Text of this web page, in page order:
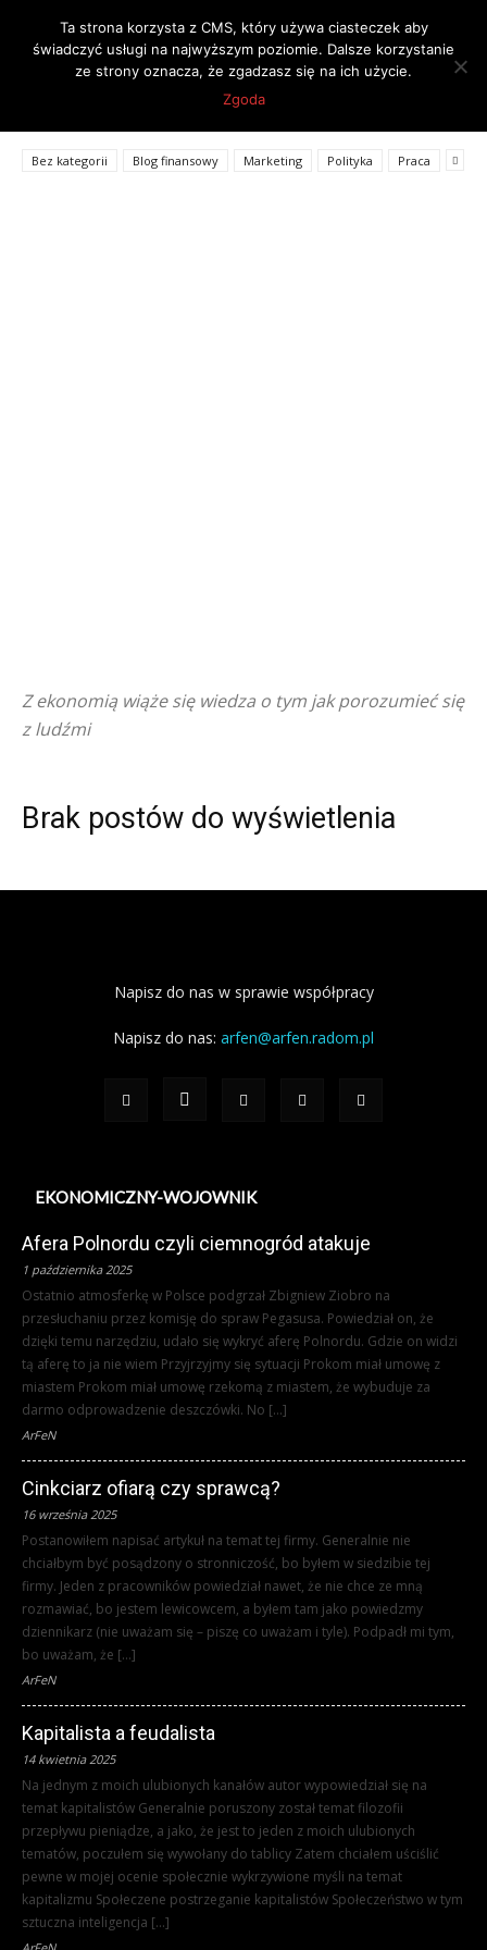
Psychologia
Bez kategorii Blog finansowy Marketing Polityka Praca
Z ekonomią wiąże się wiedza o tym jak porozumieć się
z ludźmi
Brak postów do wyświetlenia
Napisz do nas w sprawie współpracy
Napisz do nas: arfen@arfen.radom.pl
EKONOMICZNY-WOJOWNIK
Afera Polnordu czyli ciemnogród atakuje
1 października 2025
Ostatnio atmosferkę w Polsce podgrzał Zbigniew Ziobro na
przesłuchaniu przez komisję do spraw Pegasusa. Powiedział on, że
dzięki temu narzędziu, udało się wykryć aferę Polnordu. Gdzie on widzi
tą aferę to ja nie wiem Przyjrzyjmy się sytuacji Prokom miał umowę z
miastem Prokom miał umowę rzekomą z miastem, że wybuduje za
darmo odprowadzenie deszczówki. No […]
ArFeN
Cinkciarz ofiarą czy sprawcą?
16 września 2025
Postanowiłem napisać artykuł na temat tej firmy. Generalnie nie
chciałbym być posądzony o stronniczość, bo byłem w siedzibie tej
firmy. Jeden z pracowników powiedział nawet, że nie chce ze mną
rozmawiać, bo jestem lewicowcem, a byłem tam jako powiedzmy
dziennikarz (nie uważam się – piszę co uważam i tyle). Podpadł mi tym,
bo uważam, że […]
ArFeN
Kapitalista a feudalista
14 kwietnia 2025
Na jednym z moich ulubionych kanałów autor wypowiedział się na
temat kapitalistów Generalnie poruszony został temat filozofii
przepływu pieniądze, a jako, że jest to jeden z moich ulubionych
tematów, poczułem się wywołany do tablicy Zatem chciałem uściślić
pewne w mojej ocenie społecznie wykrzywione myśli na temat
kapitalizmu Społeczene postrzeganie kapitalistów Społeczeństwo w tym
sztuczna inteligencja […]
Ta strona korzysta z CMS, który używa ciasteczek aby
świadczyć usługi na najwyższym poziomie. Dalsze korzystanie
ze strony oznacza, że zgadzasz się na ich użycie.
Zgoda